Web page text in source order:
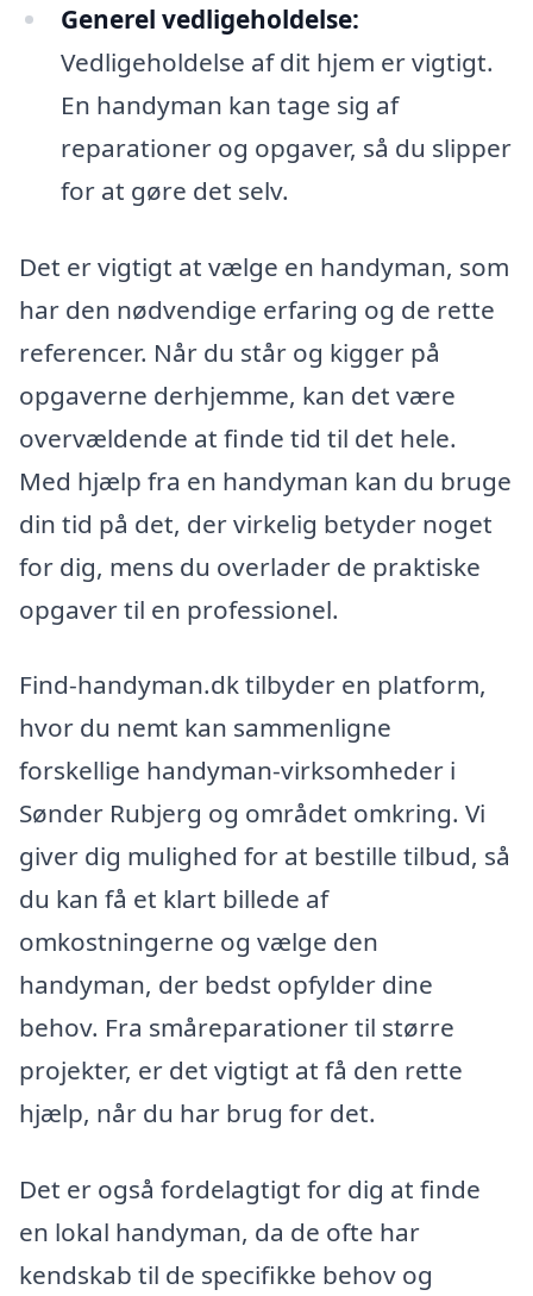
Generel vedligeholdelse:
Vedligeholdelse af dit hjem er vigtigt.
En handyman kan tage sig af
reparationer og opgaver, så du slipper
for at gøre det selv.
Det er vigtigt at vælge en handyman, som
har den nødvendige erfaring og de rette
referencer. Når du står og kigger på
opgaverne derhjemme, kan det være
overvældende at finde tid til det hele.
Med hjælp fra en handyman kan du bruge
din tid på det, der virkelig betyder noget
for dig, mens du overlader de praktiske
opgaver til en professionel.
Find-handyman.dk tilbyder en platform,
hvor du nemt kan sammenligne
forskellige handyman-virksomheder i
Sønder Rubjerg og området omkring. Vi
giver dig mulighed for at bestille tilbud, så
du kan få et klart billede af
omkostningerne og vælge den
handyman, der bedst opfylder dine
behov. Fra småreparationer til større
projekter, er det vigtigt at få den rette
hjælp, når du har brug for det.
Det er også fordelagtigt for dig at finde
en lokal handyman, da de ofte har
kendskab til de specifikke behov og